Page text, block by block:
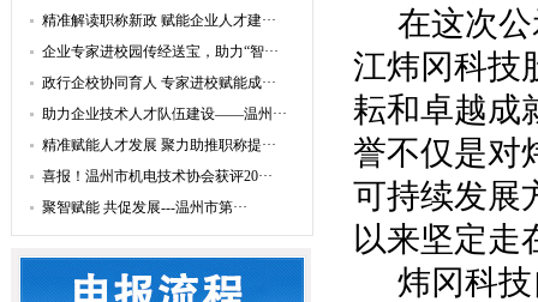
精准解读职称新政 赋能企业人才建···
企业专家进校园传经送宝，助力“智···
政行企校协同育人 专家进校赋能成···
助力企业技术人才队伍建设——温州···
精准赋能人才发展 聚力助推职称提···
喜报！温州市机电技术协会获评20···
聚智赋能 共促发展---温州市第···
在这次
江炜冈科技
耘和卓越成
誉不仅是对
可持续发展
以来坚定走
炜冈科